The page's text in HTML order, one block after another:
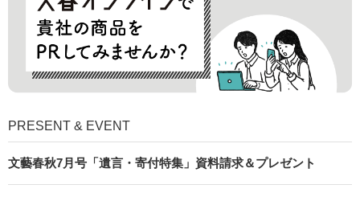
PRESENT & EVENT
文藝春秋7月号「遺言・寄付特集」資料請求＆プレゼント